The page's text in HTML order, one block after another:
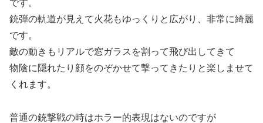
です。
銃弾の軌道が見えて火花もゆっくりと広がり、非常に綺麗
です。
敵の動きもリアルで窓ガラスを割って飛び出してきて
物陰に隠れたり顔をのぞかせて撃ってきたりと楽しませて
くれます。
普通の銃撃戦の時はホラー的表現はないのですが